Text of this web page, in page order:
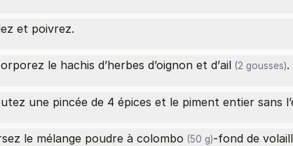
et poivrez.
le hachis d’herbes d’oignon et d’ail (2 gousses).
une pincée de 4 épices et le piment entier sans
le mélange poudre à colombo (50 g)-fond de